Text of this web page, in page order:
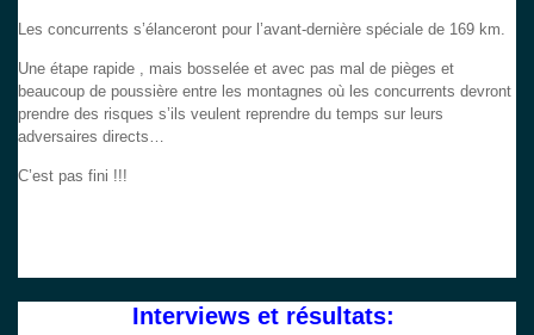
Les concurrents s’élanceront pour l’avant-dernière spéciale de 169 km.
Une étape rapide , mais bosselée et avec pas mal de pièges et
beaucoup de poussière entre les montagnes où les concurrents devront
prendre des risques s’ils veulent reprendre du temps sur leurs
adversaires directs…
C’est pas fini !!!
Interviews et résultats: